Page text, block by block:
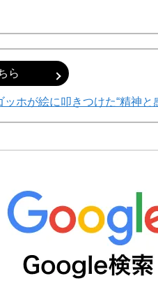
ら
ホが絵に叩きつけた“精神と